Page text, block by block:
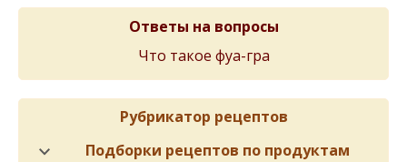
Ответы на вопросы
Что такое фуа-гра
Рубрикатор рецептов
Подборки рецептов по продуктам